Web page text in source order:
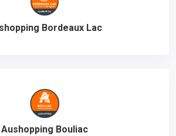
Bordeaux Lac
Aushopping Bouliac